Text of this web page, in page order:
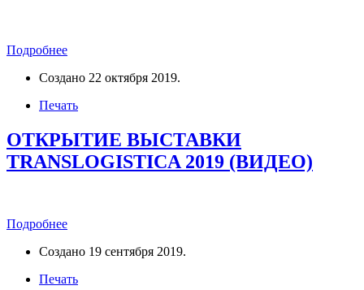
Подробнее
Создано 22 октября 2019.
Печать
ОТКРЫТИЕ ВЫСТАВКИ
TRANSLOGISTICA 2019 (ВИДЕО)
Подробнее
Создано 19 сентября 2019.
Печать